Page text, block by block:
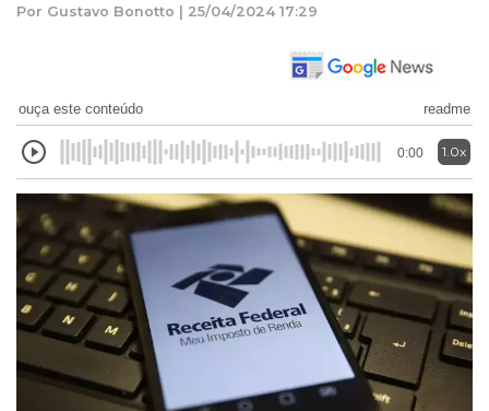
Por Gustavo Bonotto | 25/04/2024 17:29
ouça este conteúdo readme
0:00 1.0x